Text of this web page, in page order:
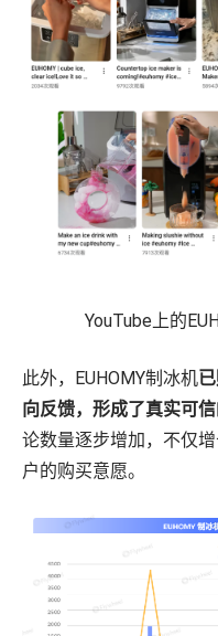
YouTube上的
此外，EUHOMY制冰机
向反馈，形成了真实可信
论数量逐步增加，不仅
户的购买意愿。